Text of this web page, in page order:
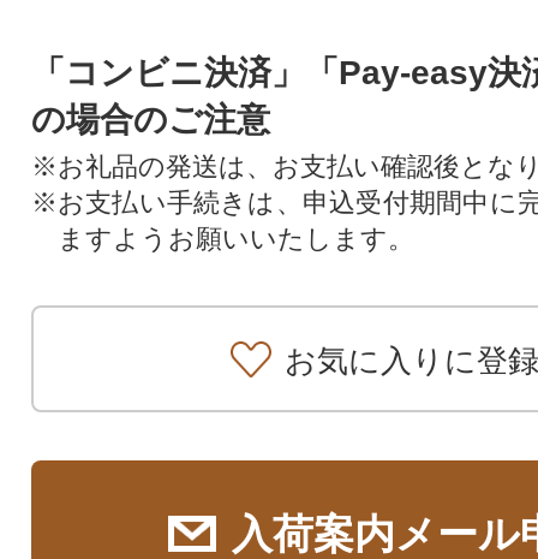
「コンビニ決済」「Pay-easy決
の場合のご注意
※お礼品の発送は、お支払い確認後とな
※お支払い手続きは、申込受付期間中に
ますようお願いいたします。
お気に入りに登録
入荷案内メール